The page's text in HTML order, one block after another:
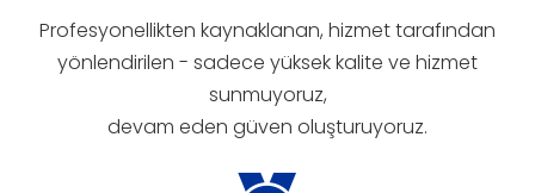
Profesyonellikten kaynaklanan, hizmet tarafından
yönlendirilen - sadece yüksek kalite ve hizmet
sunmuyoruz,
devam eden güven oluşturuyoruz.